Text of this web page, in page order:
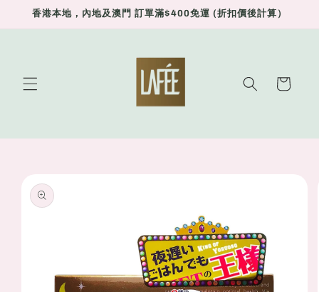
Skip to
香港本地，內地及澳門 訂單滿$400免運 (折扣價後計算）
Cart
product
information